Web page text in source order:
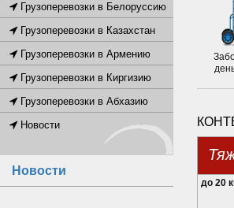
до 20
Грузоперевозки в Белоруссию
Грузоперевозки в Казахстан
Грузоперевозки в Армению
Грузоперевозки в Киргизию
Грузоперевозки в Абхазию
Новости
Новости